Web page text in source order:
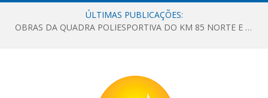
ÚLTIMAS PUBLICAÇÕES:
OBRAS DA QUADRA POLIESPORTIVA DO KM 85 NORTE E DA ESCOLA GASPAR VIANA AVANÇAM